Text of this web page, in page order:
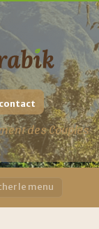
des Couples
le menu